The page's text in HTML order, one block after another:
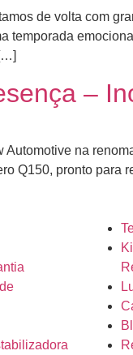
de volta com
temporada
–
na
Q150, pronto para